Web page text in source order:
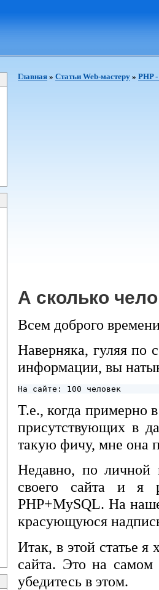
Главная » Статьи Web-мастеру » PHP
А сколько
Всем доброго
Наверняка, гуляя по
информации, вы
Т.е., когда примерно
присутствующих в
такую фичу, мне она
Недавно, по личной
своего сайта и я
PHP+MySQL. На
красующуюся
Итак, в этой статье я
сайта. Это на
убедитесь в этом.